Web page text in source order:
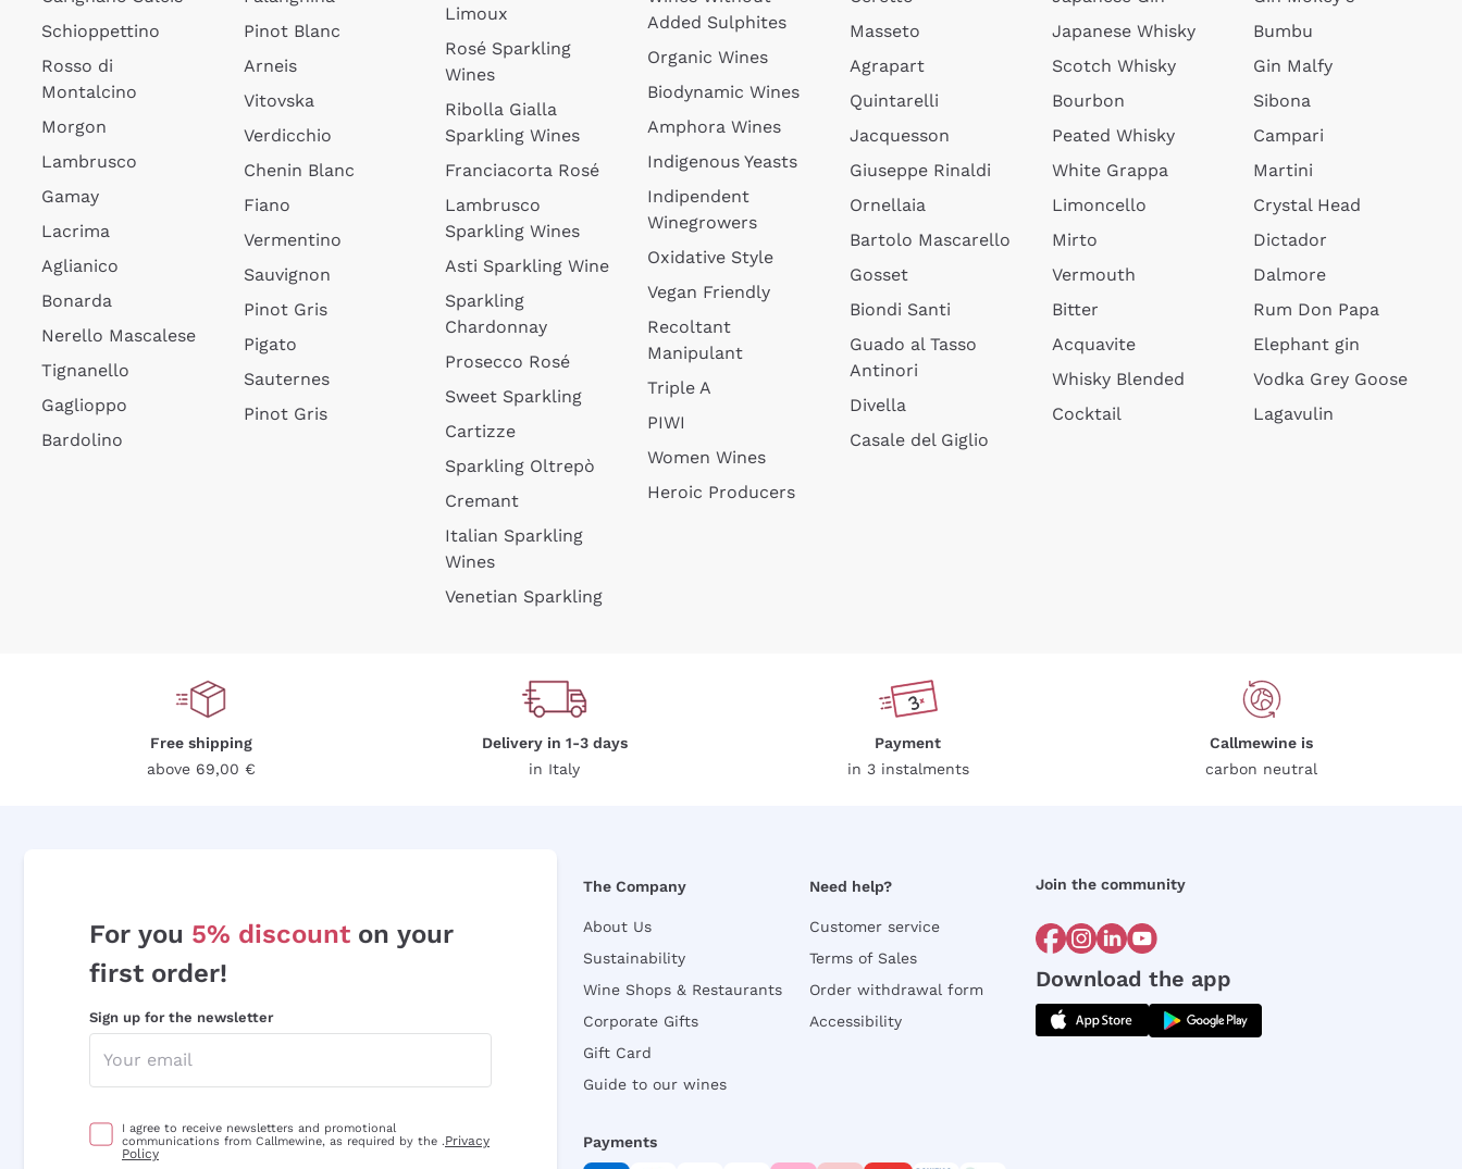
Schioppettino
Rosso di
Montalcino
Morgon
Lambrusco
Gamay
Lacrima
Aglianico
Bonarda
Nerello Mascalese
Tignanello
Gaglioppo
Bardolino
Pinot Blanc
Arneis
Vitovska
Verdicchio
Chenin Blanc
Fiano
Vermentino
Sauvignon
Pinot Gris
Pigato
Sauternes
Pinot Gris
Limoux
Rosé Sparkling
Wines
Ribolla Gialla
Sparkling Wines
Franciacorta Rosé
Lambrusco
Sparkling Wines
Asti Sparkling Wine
Sparkling
Chardonnay
Prosecco Rosé
Sweet Sparkling
Cartizze
Sparkling Oltrepò
Cremant
Italian Sparkling
Wines
Venetian Sparkling
Added Sulphites
Organic Wines
Biodynamic Wines
Amphora Wines
Indigenous Yeasts
Indipendent
Winegrowers
Oxidative Style
Vegan Friendly
Recoltant
Manipulant
Triple A
PIWI
Women Wines
Heroic Producers
Masseto
Agrapart
Quintarelli
Jacquesson
Giuseppe Rinaldi
Ornellaia
Bartolo Mascarello
Gosset
Biondi Santi
Guado al Tasso
Antinori
Divella
Casale del Giglio
Japanese Whisky
Scotch Whisky
Bourbon
Peated Whisky
White Grappa
Limoncello
Mirto
Vermouth
Bitter
Acquavite
Whisky Blended
Cocktail
Bumbu
Gin Malfy
Sibona
Campari
Martini
Crystal Head
Dictador
Dalmore
Rum Don Papa
Elephant gin
Vodka Grey Goose
Lagavulin
Free shipping
above 69,00 €
Delivery in 1-3 days
in Italy
Payment
in 3 instalments
Callmewine is
carbon neutral
For you 5% discount on your
first order!
Sign up for the newsletter
I agree to receive newsletters and promotional
communications from Callmewine, as required by the .Privacy
Policy
The Company
About Us
Sustainability
Wine Shops & Restaurants
Corporate Gifts
Gift Card
Guide to our wines
Need help?
Customer service
Terms of Sales
Order withdrawal form
Accessibility
Join the community
Download the app
Payments